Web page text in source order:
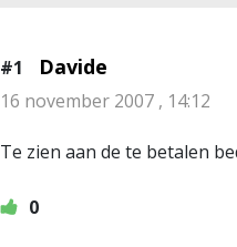
#1 Davide
16 november 2007 , 14:12
Te zien aan de te betalen
0